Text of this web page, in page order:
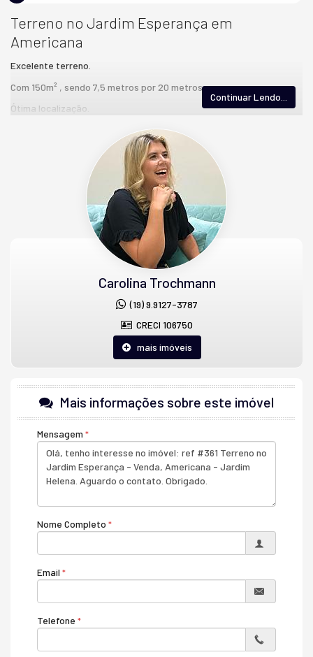
Terreno no Jardim Esperança em
Americana
Excelente terreno.
Com 150m² , sendo 7,5 metros por 20 metros
Ótima localização.
Estamos a disposição para agentarmos uma visita.
Continuar Lendo...
Carolina Trochmann
(19) 9.9127-3787
CRECI 106750
mais imóveis
Mais informações sobre este imóvel
Mensagem
Nome Completo
Email
Telefone